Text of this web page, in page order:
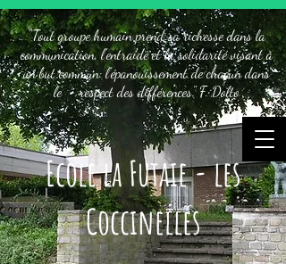
"Tout groupe humain prend sa richesse dans la
communication, l'entraide et la solidarité visant à
un but commun: l'épanouissement de chacun dans
le respect des différences." F. Dolto
Ecole la Futaie - les
Coccinelles